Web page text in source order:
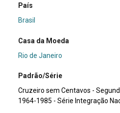
País
Brasil
Casa da Moeda
Rio de Janeiro
Padrão/Série
Cruzeiro sem Centavos -
1964-1985 - Série Integração